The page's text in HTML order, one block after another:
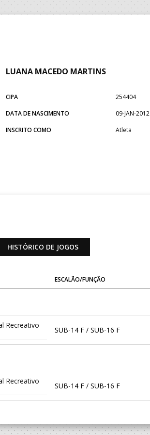
LUANA MACEDO MARTINS
CIPA
254404
DATA DE NASCIMENTO
09-JAN-2012
INSCRITO COMO
Atleta
HISTÓRICO DE JOGOS
ESCALÃO/FUNÇÃO
Recreativo
SUB-14 F / SUB-16 F
Recreativo
SUB-14 F / SUB-16 F